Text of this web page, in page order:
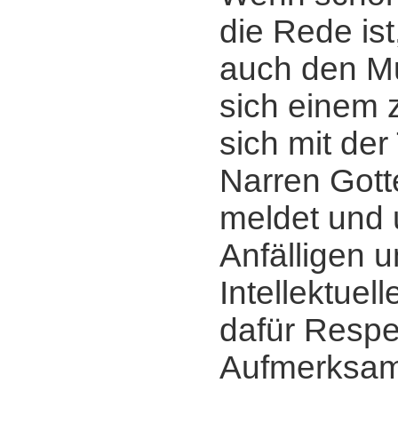
die Rede
auch den
sich einem
sich mit der
Narren
meldet und
Anfälligen
dafür